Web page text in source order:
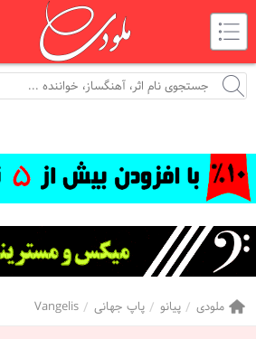
ملودی پیانو پاپ جهانی Vangelis